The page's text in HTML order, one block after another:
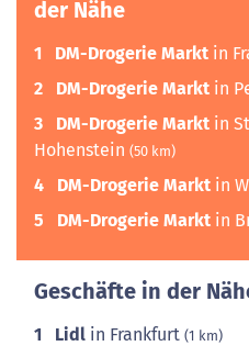
der Nähe
1 DM-Drogerie Markt in
2 DM-Drogerie Markt in
3 DM-Drogerie Markt in
Hohenstein (50 km)
4 DM-Drogerie Markt in
5 DM-Drogerie Markt in
Geschäfte in der
1 Lidl in Frankfurt (1 km)